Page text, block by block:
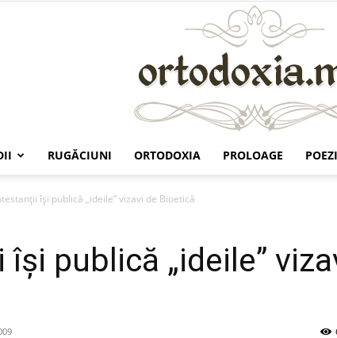
RUGĂCIUNI ORTODOXIA PROLOAGE
îşi publică „ideile” vizavi de Bioetică
publică „ideile”